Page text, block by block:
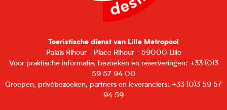
Toeristische dienst van Lille Metropool
Palais Rihour - Place Rihour - 59000 Lille
Voor praktische informatie, bezoeken en reserveringen: +33 (0)3
59 57 94 00
Groepen, privébezoeken, partners en leveranciers: +33 (0)3 59 57
94 59